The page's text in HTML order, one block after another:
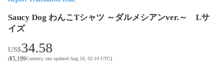
Saucy Dog わんこTシャツ ～ダルメシアンver.～ Lサ
イズ
US$34.58
(¥5,199Currency rate updated Aug 10, 02:10 UTC)